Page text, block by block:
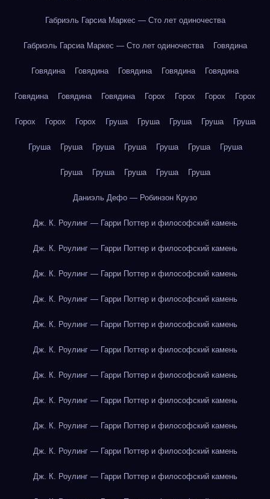
Габриэль Гарсиа Маркес — Сто лет одиночества
Габриэль Гарсиа Маркес — Сто лет одиночества Говядина
Говядина Говядина Говядина Говядина Говядина
Говядина Говядина Говядина Горох Горох Горох Горох
Горох Горох Горох Груша Груша Груша Груша Груша
Груша Груша Груша Груша Груша Груша Груша
Груша Груша Груша Груша Груша
Даниэль Дефо — Робинзон Крузо
Дж. К. Роулинг — Гарри Поттер и философский камень
Дж. К. Роулинг — Гарри Поттер и философский камень
Дж. К. Роулинг — Гарри Поттер и философский камень
Дж. К. Роулинг — Гарри Поттер и философский камень
Дж. К. Роулинг — Гарри Поттер и философский камень
Дж. К. Роулинг — Гарри Поттер и философский камень
Дж. К. Роулинг — Гарри Поттер и философский камень
Дж. К. Роулинг — Гарри Поттер и философский камень
Дж. К. Роулинг — Гарри Поттер и философский камень
Дж. К. Роулинг — Гарри Поттер и философский камень
Дж. К. Роулинг — Гарри Поттер и философский камень